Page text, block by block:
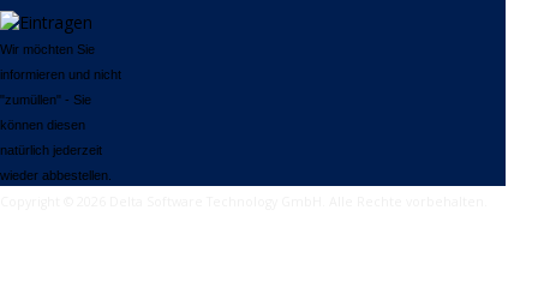
Wir möchten Sie
informieren und nicht
"zumüllen" - Sie
können diesen
natürlich jederzeit
wieder abbestellen.